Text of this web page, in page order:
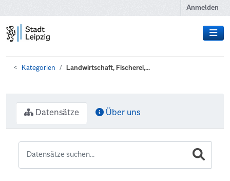
Anmelden
Kategorien Landwirtschaft, Fischerei,...
Datensätze Über uns